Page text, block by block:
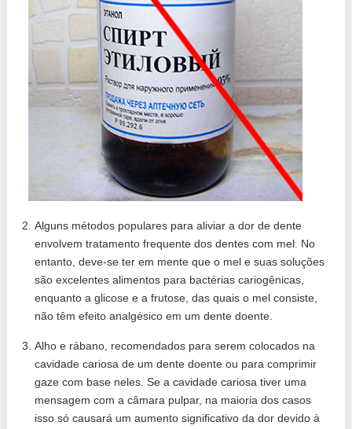
Alguns métodos populares para aliviar a dor de dente
envolvem tratamento frequente dos dentes com mel. No
entanto, deve-se ter em mente que o mel e suas soluções
são excelentes alimentos para bactérias cariogênicas,
enquanto a glicose e a frutose, das quais o mel consiste,
não têm efeito analgésico em um dente doente.
Alho e rábano, recomendados para serem colocados na
cavidade cariosa de um dente doente ou para comprimir
gaze com base neles. Se a cavidade cariosa tiver uma
mensagem com a câmara pulpar, na maioria dos casos
isso só causará um aumento significativo da dor devido à